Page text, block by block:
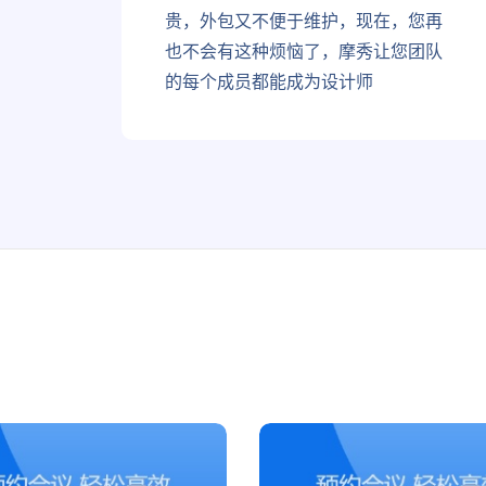
贵，外包又不便于维护，现在，您再
也不会有这种烦恼了，摩秀让您团队
的每个成员都能成为设计师